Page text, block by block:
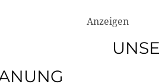
Anzeigen